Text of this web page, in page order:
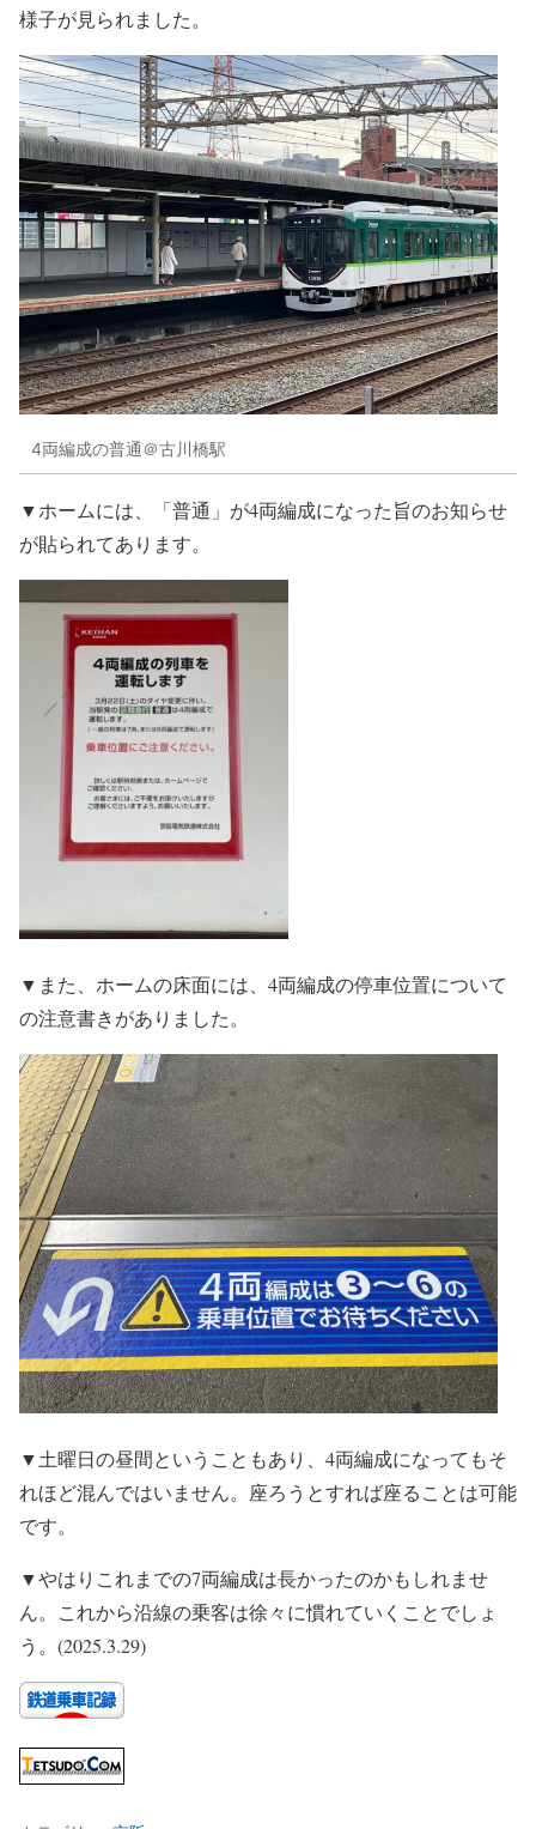
様子が見られました。
4両編成の普通＠古川橋駅
▼ホームには、「普通」が4両編成になった旨のお知らせ
が貼られてあります。
▼また、ホームの床面には、4両編成の停車位置について
の注意書きがありました。
▼土曜日の昼間ということもあり、4両編成になってもそ
れほど混んではいません。座ろうとすれば座ることは可能
です。
▼やはりこれまでの7両編成は長かったのかもしれませ
ん。これから沿線の乗客は徐々に慣れていくことでしょ
う。(2025.3.29)